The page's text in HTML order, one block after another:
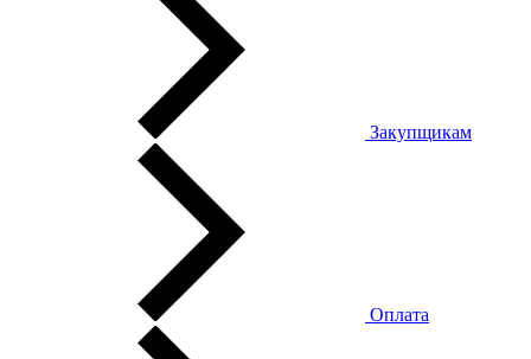
Закупщикам
Оплата